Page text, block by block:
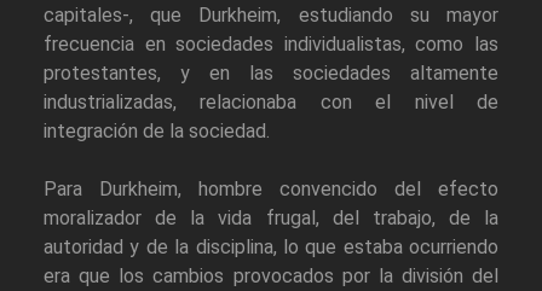
capitales-, que Durkheim, estudiando su mayor
frecuencia en sociedades individualistas, como las
protestantes, y en las sociedades altamente
industrializadas, relacionaba con el nivel de
integración de la sociedad.
Para Durkheim, hombre convencido del efecto
moralizador de la vida frugal, del trabajo, de la
autoridad y de la disciplina, lo que estaba ocurriendo
era que los cambios provocados por la división del